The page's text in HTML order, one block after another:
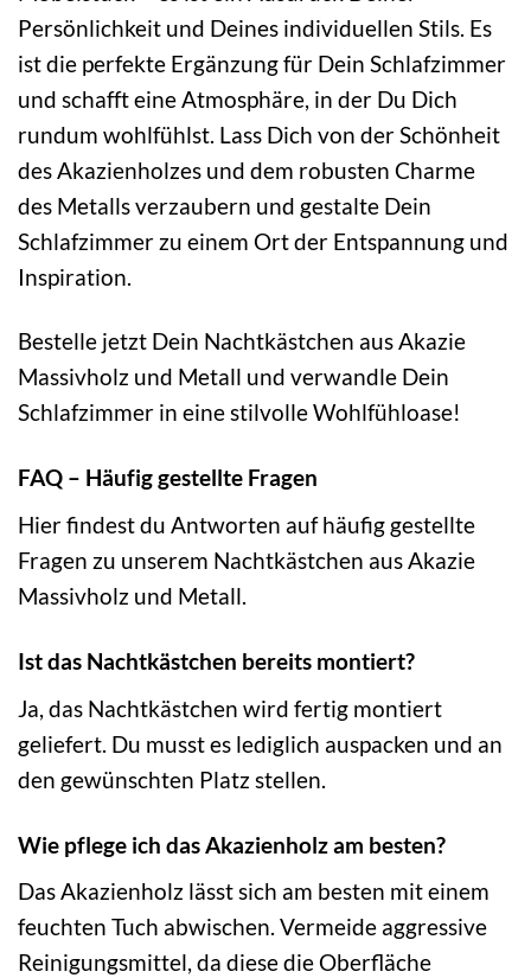
Persönlichkeit und Deines individuellen Stils. Es
ist die perfekte Ergänzung für Dein Schlafzimmer
und schafft eine Atmosphäre, in der Du Dich
rundum wohlfühlst. Lass Dich von der Schönheit
des Akazienholzes und dem robusten Charme
des Metalls verzaubern und gestalte Dein
Schlafzimmer zu einem Ort der Entspannung und
Inspiration.
Bestelle jetzt Dein Nachtkästchen aus Akazie
Massivholz und Metall und verwandle Dein
Schlafzimmer in eine stilvolle Wohlfühloase!
FAQ – Häufig gestellte Fragen
Hier findest du Antworten auf häufig gestellte
Fragen zu unserem Nachtkästchen aus Akazie
Massivholz und Metall.
Ist das Nachtkästchen bereits montiert?
Ja, das Nachtkästchen wird fertig montiert
geliefert. Du musst es lediglich auspacken und an
den gewünschten Platz stellen.
Wie pflege ich das Akazienholz am besten?
Das Akazienholz lässt sich am besten mit einem
feuchten Tuch abwischen. Vermeide aggressive
Reinigungsmittel, da diese die Oberfläche